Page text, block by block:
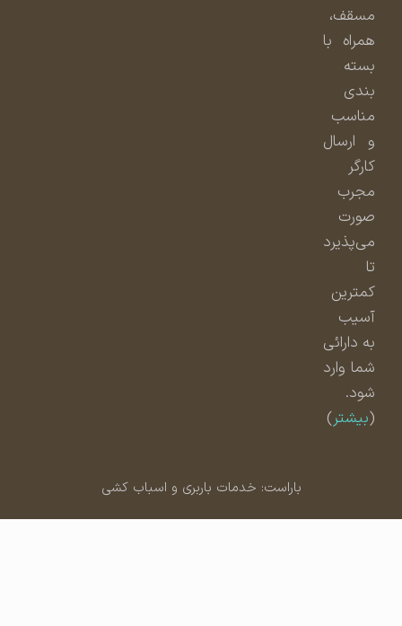
مسقف،
همراه با
بسته
بندی
مناسب
و ارسال
مجرب
صورت
می‌پذیرد
کمترین
آسیب
به دارائی
شما وارد
شود.
بیشتر)
باراست: خدمات باربری و اسباب کشی